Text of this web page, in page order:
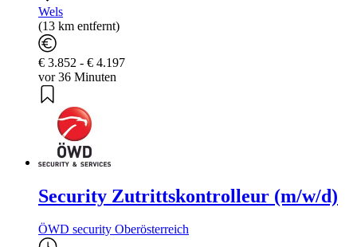
Wels
(13 km entfernt)
€ 3.852 - € 4.197
vor 36 Minuten
Security Zutrittskontrolleur (m/w/d)
ÖWD security Oberösterreich